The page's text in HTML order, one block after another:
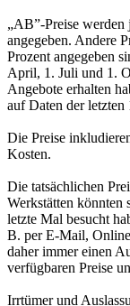
„AB”-Preise werden
angegeben. Andere
Prozent angegeben
April, 1. Juli und 1.
Angebote erhalten
auf Daten der letzten
Die Preise
Kosten.
Die tatsächlichen
Werkstätten könnten
letzte Mal besucht
B. per E-Mail,
daher immer einen
verfügbaren Preise
Irrtümer und